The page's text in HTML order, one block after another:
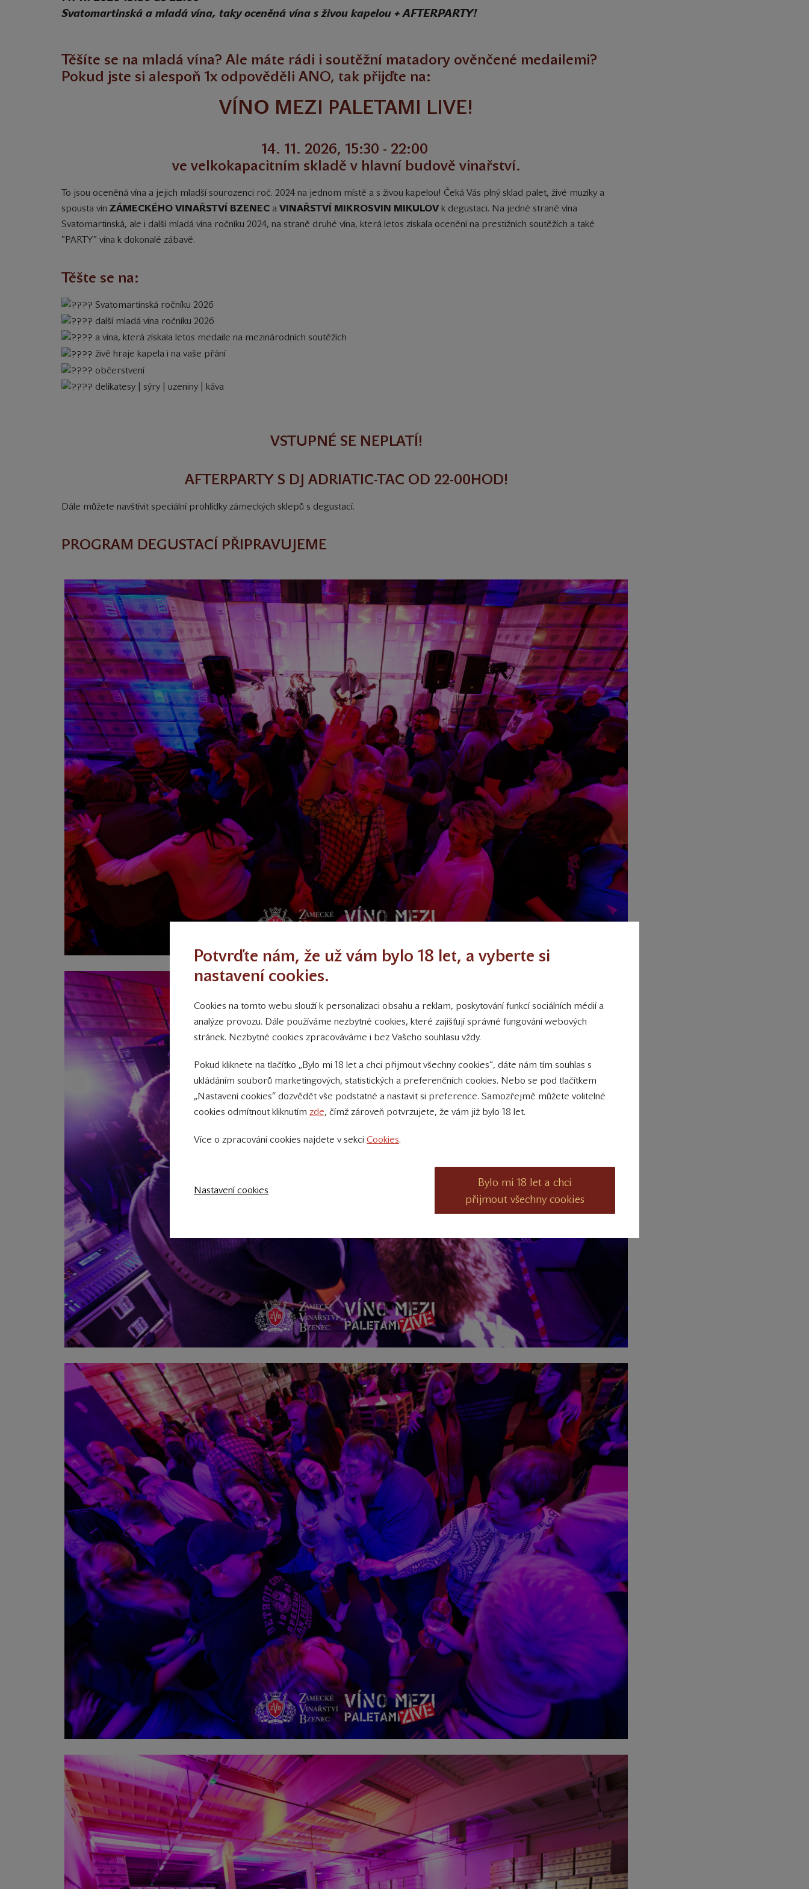
Svatomartinská a mladá vína, taky oceněná vína s živou kapelou + AFTERPARTY!
Těšíte se na mladá vína? Ale máte rádi i soutěžní matadory ověnčené medailemi?
Pokud jste si alespoň 1x odpověděli ANO, tak přijďte na:
VÍNO MEZI PALETAMI LIVE!
14. 11. 2026, 15:30 - 22:00
ve velkokapacitním skladě v hlavní budově vinařství.
To jsou oceněná vína a jejich mladší sourozenci roč. 2024 na jednom místě a s živou kapelou! Čeká Vás plný sklad palet, živé muziky a
spousta vín ZÁMECKÉHO VINAŘSTVÍ BZENEC a VINAŘSTVÍ MIKROSVIN MIKULOV k degustaci. Na jedné straně vína
Svatomartinská, ale i další mladá vína ročníku 2024, na straně druhé vína, která letos získala ocenění na prestižních soutěžích a také
"PARTY" vína k dokonalé zábavě.
Těšte se na:
Svatomartinská ročníku 2026
další mladá vína ročníku 2026
a vína, která získala letos medaile na mezinárodních soutěžích
živě hraje kapela i na vaše přání
občerstvení
delikatesy | sýry | uzeniny | káva
VSTUPNÉ SE NEPLATÍ!
AFTERPARTY S DJ ADRIATIC-TAC OD 22-00HOD!
Dále můžete navštívit speciální prohlídky zámeckých sklepů s degustací.
PROGRAM DEGUSTACÍ PŘIPRAVUJEME
Potvrďte nám, že už vám bylo 18 let, a vyberte si
nastavení cookies.
Cookies na tomto webu slouží k personalizaci obsahu a reklam, poskytování funkcí sociálních médií a
analýze provozu. Dále používáme nezbytné cookies, které zajišťují správné fungování webových
stránek. Nezbytné cookies zpracováváme i bez Vašeho souhlasu vždy.
Pokud kliknete na tlačítko „Bylo mi 18 let a chci přijmout všechny cookies“, dáte nám tím souhlas s
ukládáním souborů marketingových, statistických a preferenčních cookies. Nebo se pod tlačítkem
„Nastavení cookies“ dozvědět vše podstatné a nastavit si preference. Samozřejmě můžete volitelné
cookies odmítnout kliknutím zde, čímž zároveň potvrzujete, že vám již bylo 18 let.
Více o zpracování cookies najdete v sekci Cookies.
Nastavení cookies
Bylo mi 18 let a chci
přijmout všechny cookies